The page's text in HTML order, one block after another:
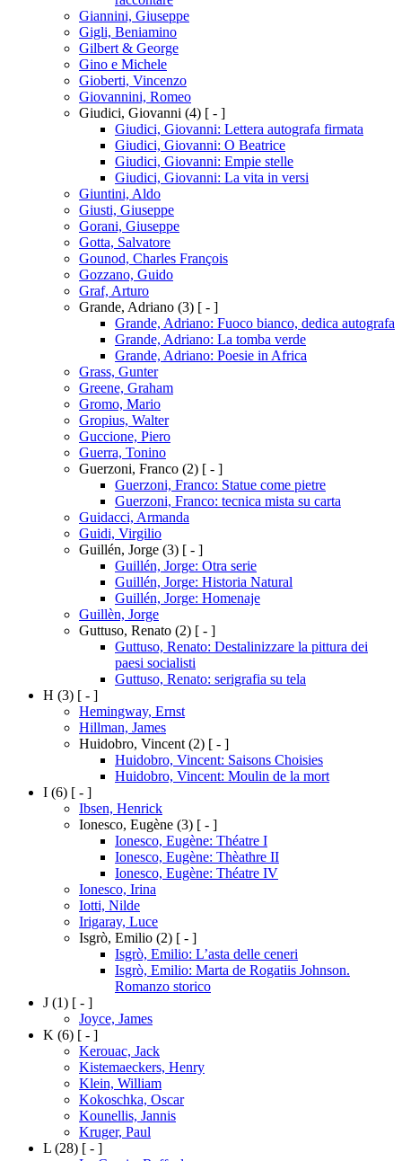
Giannini, Giuseppe
Gigli, Beniamino
Gilbert & George
Gino e Michele
Gioberti, Vincenzo
Giovannini, Romeo
Giudici, Giovanni (4) [ - ]
Giudici, Giovanni: Lettera autografa firmata
Giudici, Giovanni: O Beatrice
Giudici, Giovanni: Empie stelle
Giudici, Giovanni: La vita in versi
Giuntini, Aldo
Giusti, Giuseppe
Gorani, Giuseppe
Gotta, Salvatore
Gounod, Charles François
Gozzano, Guido
Graf, Arturo
Grande, Adriano (3) [ - ]
Grande, Adriano: Fuoco bianco, dedica autografa
Grande, Adriano: La tomba verde
Grande, Adriano: Poesie in Africa
Grass, Gunter
Greene, Graham
Gromo, Mario
Gropius, Walter
Guccione, Piero
Guerra, Tonino
Guerzoni, Franco (2) [ - ]
Guerzoni, Franco: Statue come pietre
Guerzoni, Franco: tecnica mista su carta
Guidacci, Armanda
Guidi, Virgilio
Guillén, Jorge (3) [ - ]
Guillén, Jorge: Otra serie
Guillén, Jorge: Historia Natural
Guillén, Jorge: Homenaje
Guillèn, Jorge
Guttuso, Renato (2) [ - ]
Guttuso, Renato: Destalinizzare la pittura dei
paesi socialisti
Guttuso, Renato: serigrafia su tela
H (3) [ - ]
Hemingway, Ernst
Hillman, James
Huidobro, Vincent (2) [ - ]
Huidobro, Vincent: Saisons Choisies
Huidobro, Vincent: Moulin de la mort
I (6) [ - ]
Ibsen, Henrick
Ionesco, Eugène (3) [ - ]
Ionesco, Eugène: Théatre I
Ionesco, Eugène: Thèathre II
Ionesco, Eugène: Théatre IV
Ionesco, Irina
Iotti, Nilde
Irigaray, Luce
Isgrò, Emilio (2) [ - ]
Isgrò, Emilio: L’asta delle ceneri
Isgrò, Emilio: Marta de Rogatiis Johnson.
Romanzo storico
J (1) [ - ]
Joyce, James
K (6) [ - ]
Kerouac, Jack
Kistemaeckers, Henry
Klein, William
Kokoschka, Oscar
Kounellis, Jannis
Kruger, Paul
L (28) [ - ]